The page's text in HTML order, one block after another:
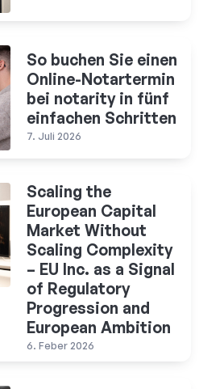
So buchen Sie einen
Online-Notartermin
bei notarity in fünf
einfachen Schritten
7. Juli 2026
Scaling the
European Capital
Market Without
Scaling Complexity
– EU Inc. as a Signal
of Regulatory
Progression and
European Ambition
6. Feber 2026